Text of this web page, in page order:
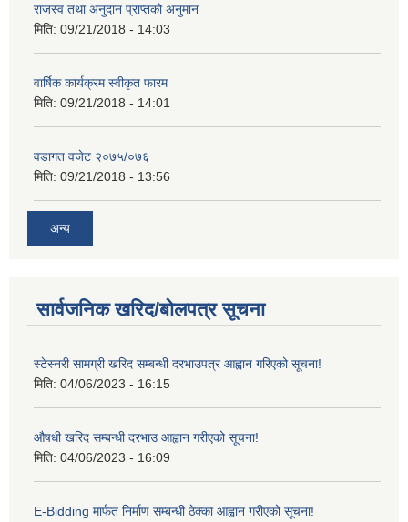
राजस्व तथा अनुदान प्राप्तको अनुमान
मिति: 09/21/2018 - 14:03
वार्षिक कार्यक्रम स्वीकृत फारम
मिति: 09/21/2018 - 14:01
वडागत वजेट २०७५/०७६
मिति: 09/21/2018 - 13:56
अन्य
सार्वजनिक खरिद/बोलपत्र सूचना
स्टेस्नरी सामग्री खरिद सम्बन्धी दरभाउपत्र आह्वान गरिएको सूचना!
मिति: 04/06/2023 - 16:15
औषधी खरिद सम्बन्धी दरभाउ आह्वान गरीएको सूचना!
मिति: 04/06/2023 - 16:09
E-Bidding मार्फत निर्माण सम्बन्धी ठेक्का आह्वान गरीएको सूचना!